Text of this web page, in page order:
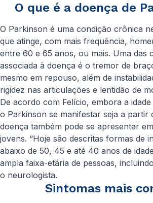
O que é a doença de
O Parkinson é uma condição crônica
que atinge, com mais frequência,
entre 60 e 65 anos, ou mais. Uma das
associada à doença é o tremor de
mesmo em repouso, além de
rigidez nas articulações e lentidão de
De acordo com Felício, embora a
o Parkinson se manifestar seja a partir
doença também pode se apresentar
jovens. “Hoje são descritas formas de
abaixo de 50, 45 e até 40 anos de
ampla faixa-etária de pessoas,
o neurologista.
Sintomas mais